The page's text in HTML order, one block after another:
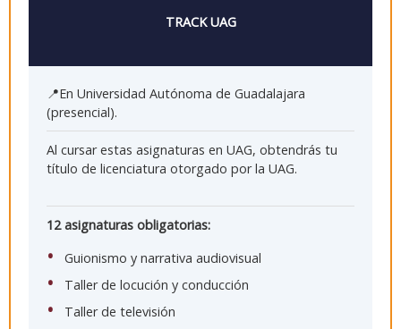
TRACK UAG
📍En Universidad Autónoma de Guadalajara
(presencial).
Al cursar estas asignaturas en UAG, obtendrás tu
título de licenciatura otorgado por la UAG.
12 asignaturas obligatorias:
Guionismo y narrativa audiovisual
Taller de locución y conducción
Taller de televisión